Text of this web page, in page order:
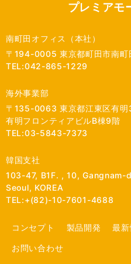
プレミアモ
南町田オフィス（本社）
〒194-0005 東京都町田市南
TEL:042-865-1229
海外事業部
〒135-0063 東京都江東区有
有明フロンティアビルB棟9階
TEL:03-5843-7373
韓国支社
103-47, B1F. , 10,
Seoul, KOREA
TEL:+(82)-10-7601-4688
コンセプト 製品開発 最新
お問い合わせ